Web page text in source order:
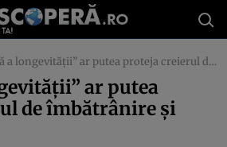
ar putea proteja creierul de îmbătrânire și demență
ar putea
de îmbătrânire și